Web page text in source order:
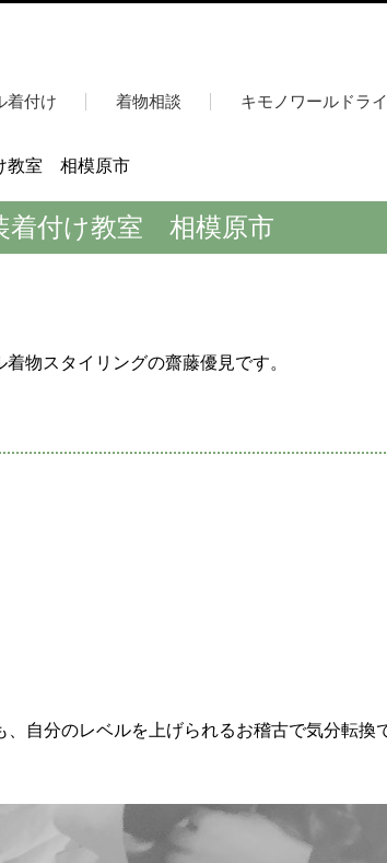
着付け 着物相談 キモノワールドラ
教室 相模原市
着付け教室 相模原市
物スタイリングの齋藤優見です。
自分のレベルを上げられるお稽古で気分転換